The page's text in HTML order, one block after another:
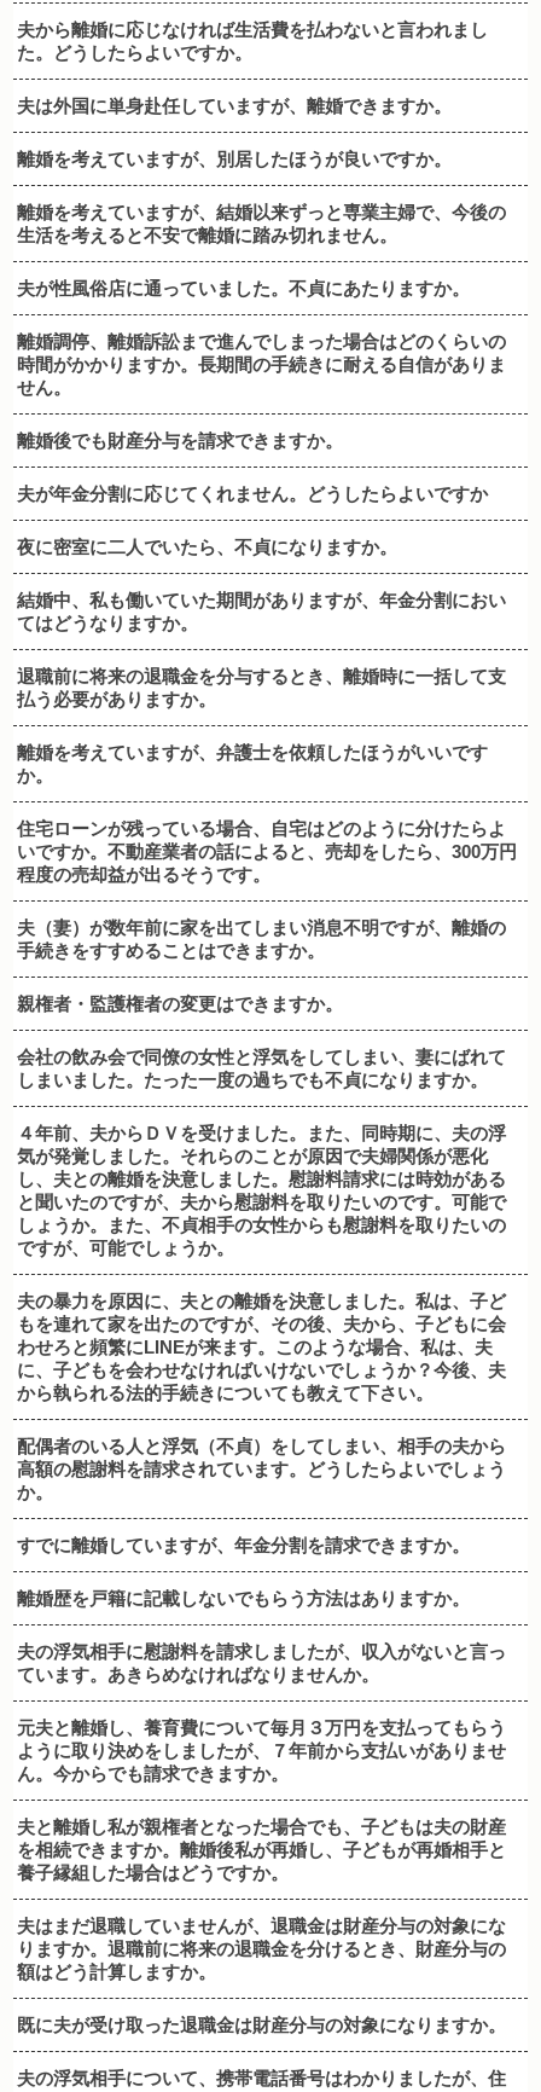
夫から離婚に応じなければ生活費を払わないと言われまし
た。どうしたらよいですか。
夫は外国に単身赴任していますが、離婚できますか。
離婚を考えていますが、別居したほうが良いですか。
離婚を考えていますが、結婚以来ずっと専業主婦で、今後の
生活を考えると不安で離婚に踏み切れません。
夫が性風俗店に通っていました。不貞にあたりますか。
離婚調停、離婚訴訟まで進んでしまった場合はどのくらいの
時間がかかりますか。長期間の手続きに耐える自信がありま
せん。
離婚後でも財産分与を請求できますか。
夫が年金分割に応じてくれません。どうしたらよいですか
夜に密室に二人でいたら、不貞になりますか。
結婚中、私も働いていた期間がありますが、年金分割におい
てはどうなりますか。
退職前に将来の退職金を分与するとき、離婚時に一括して支
払う必要がありますか。
離婚を考えていますが、弁護士を依頼したほうがいいです
か。
住宅ローンが残っている場合、自宅はどのように分けたらよ
いですか。不動産業者の話によると、売却をしたら、300万円
程度の売却益が出るそうです。
夫（妻）が数年前に家を出てしまい消息不明ですが、離婚の
手続きをすすめることはできますか。
親権者・監護権者の変更はできますか。
会社の飲み会で同僚の女性と浮気をしてしまい、妻にばれて
しまいました。たった一度の過ちでも不貞になりますか。
４年前、夫からＤＶを受けました。また、同時期に、夫の浮
気が発覚しました。それらのことが原因で夫婦関係が悪化
し、夫との離婚を決意しました。慰謝料請求には時効がある
と聞いたのですが、夫から慰謝料を取りたいのです。可能で
しょうか。また、不貞相手の女性からも慰謝料を取りたいの
ですが、可能でしょうか。
夫の暴力を原因に、夫との離婚を決意しました。私は、子ど
もを連れて家を出たのですが、その後、夫から、子どもに会
わせろと頻繁にLINEが来ます。このような場合、私は、夫
に、子どもを会わせなければいけないでしょうか？今後、夫
から執られる法的手続きについても教えて下さい。
配偶者のいる人と浮気（不貞）をしてしまい、相手の夫から
高額の慰謝料を請求されています。どうしたらよいでしょう
か。
すでに離婚していますが、年金分割を請求できますか。
離婚歴を戸籍に記載しないでもらう方法はありますか。
夫の浮気相手に慰謝料を請求しましたが、収入がないと言っ
ています。あきらめなければなりませんか。
元夫と離婚し、養育費について毎月３万円を支払ってもらう
ように取り決めをしましたが、７年前から支払いがありませ
ん。今からでも請求できますか。
夫と離婚し私が親権者となった場合でも、子どもは夫の財産
を相続できますか。離婚後私が再婚し、子どもが再婚相手と
養子縁組した場合はどうですか。
夫はまだ退職していませんが、退職金は財産分与の対象にな
りますか。退職前に将来の退職金を分けるとき、財産分与の
額はどう計算しますか。
既に夫が受け取った退職金は財産分与の対象になりますか。
夫の浮気相手について、携帯電話番号はわかりましたが、住